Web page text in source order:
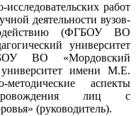
работ
деятельности вузов-
(ФГБОУ ВО
университет
ВО «Мордовский
университет имени М.Е.
аспекты
лиц с
(руководитель).